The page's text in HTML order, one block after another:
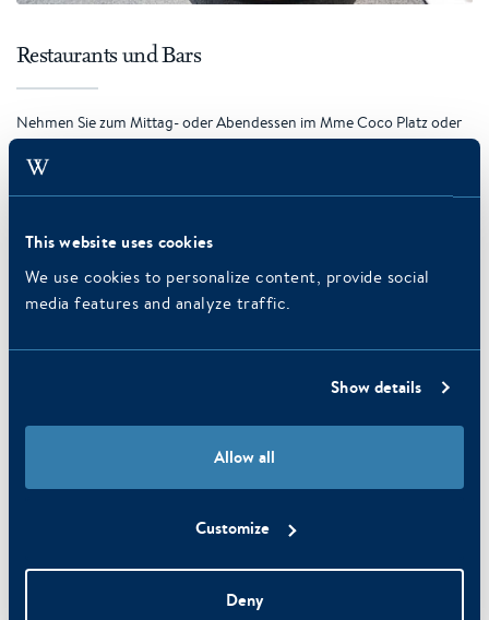
This website uses cookies
We use cookies to personalize content, provide social
media features and analyze traffic.
Show details
Allow all
Customize
Deny
Restaurants und Bars
Nehmen Sie zum Mittag- oder Abendessen im Mme Coco Platz oder
WEITERE INFORMATIONEN
Konferenzeinrichtungen